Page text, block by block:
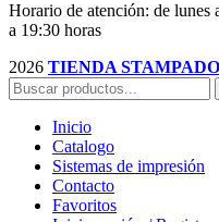
Horario de atención: de lunes
a 19:30 horas
2026 TIENDA
Inicio
Catalogo
Sistemas de impresión
Contacto
Favoritos